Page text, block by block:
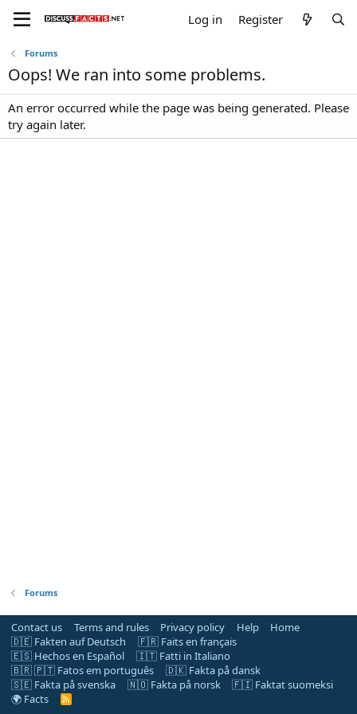
Log in Register
Forums
Oops! We ran into some problems.
An error occurred while the page was being generated. Please
try again later.
Forums
Contact us Terms and rules Privacy policy Help
Home
🇩🇪 Fakten auf Deutsch
🇫🇷 Faits en français
🇪🇸 Hechos en Español
🇮🇹 Fatti in Italiano
🇧🇷 🇵🇹 Fatos em português
🇩🇰 Fakta på dansk
🇸🇪 Fakta på svenska
🇳🇴 Fakta på norsk
🇫🇮 Faktat suomeksi
🌍 Facts
R